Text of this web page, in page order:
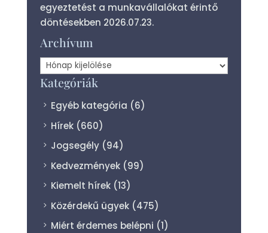
egyeztetést a munkavállalókat érintő
döntésekben 2026.07.23.
Archívum
Archívum
Kategóriák
Egyéb kategória (6)
Hírek (660)
Jogsegély (94)
Kedvezmények (99)
Kiemelt hírek (13)
Közérdekű ügyek (475)
Miért érdemes belépni (1)